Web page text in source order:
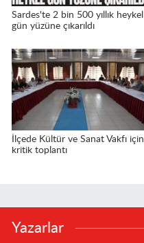
Sardes'te 2 bin 500 yıllık heykel
gün yüzüne çıkarıldı
İlçede Kültür ve Sanat Vakfı için
kritik toplantı
Yazarlar